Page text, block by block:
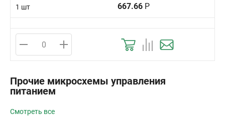
1 шт 667.66 Р
Прочие микросхемы управления
питанием
Смотреть все